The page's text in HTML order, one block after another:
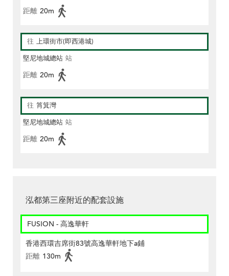
距離 20m
往 上環街市(即西港城)
堅尼地城總站 站
距離 20m
往 筲箕灣
堅尼地城總站 站
距離 20m
泓都第三座附近的配套設施
FUSION - 高逸華軒
香港西環吉席街83號高逸華軒地下a鋪
距離 130m